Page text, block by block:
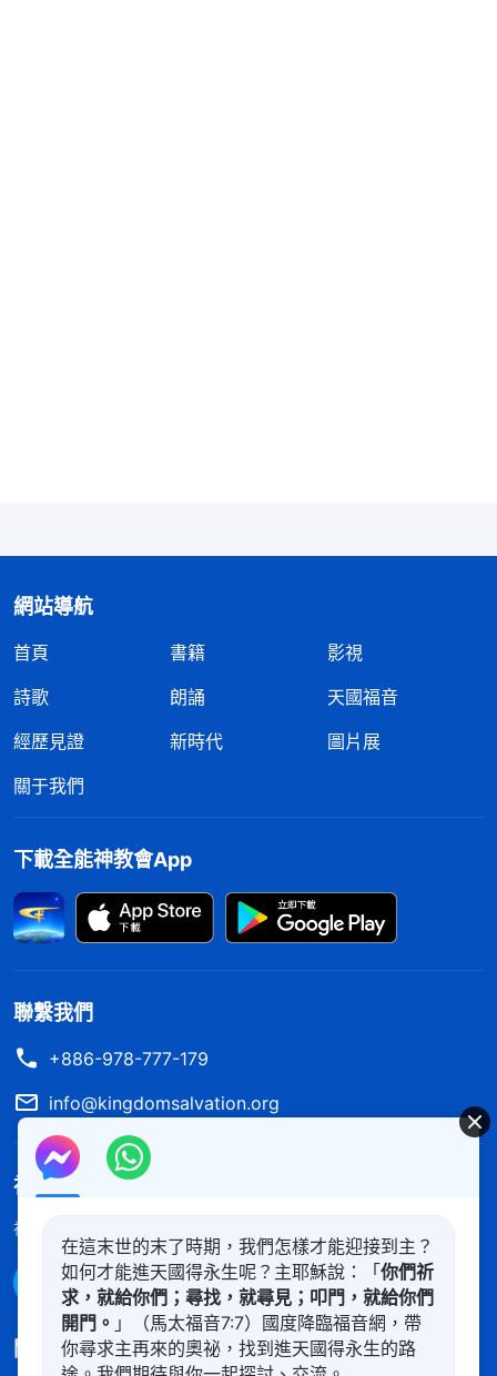
求，這是人生大事。而孝敬父母這只是兒女的責任、
義務，絶對不是神的托付，更不符合神的要求。所
以，孝敬父母與盡本分這兩件事，毫無疑問的，只有
也不屬于實行真理。
持守遵循的傳統文化「孝順父母」不是實行真理，只
有盡好受造之物的本分才是實行真理。想到我從小到
大都把孝順父母當成真理，覺得父母養我小我就得養
父母的老，父母老了，有什麽難處或者有什麽三病兩
痛，兒女就得在父母床前照顧伺候，養老送終，這才
是孝順的兒女，才是有良心有人性的人。若是不照
人的唾弃和譴責。雖然我信神了，但這些從小種在我
裏面的思想觀點一直没變，覺得自己離家幾年没照顧
父母是自己没有盡到責任，看見我媽蒼老憔悴的面孔
連我最後一面也没有見上，我媽住院動手術我也不在
身邊，我心裏更是難受自責，覺得自己不孝，所以我
哥他們怎麽教訓指責我都默認了。後來，我一心想孝
敬我媽彌補自己的虧欠，讓我哥跟我弟他們看看我不
網站導航
首頁 書籍
影視
詩歌
朗誦
天國福音
經歷見證
新時代
圖片展
關于我們
下載全能神教會App
聯繫我們
+886-978-777-179
info@kingdomsalvation.org
神的國度降臨了
神的國度已經降臨在人間！你想進入神的國度嗎？
通過Messenger聯繫我們
關注我們
在這末世的末了時期，我們怎樣才能迎接到主？
如何才能進天國得永生呢？主耶穌說：「 你們祈
求，就給你們；尋找，就尋見；叩門，就給你們
開門。 」（馬太福音7:7）國度降臨福音網，帶
你尋求主再來的奧祕，找到進天國得永生的路